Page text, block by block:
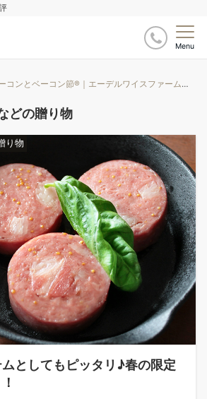
Menu
コンとベーコン節®｜エーデルワイスファーム
どの贈り物
り物
としてもピッタリ♪春の限定